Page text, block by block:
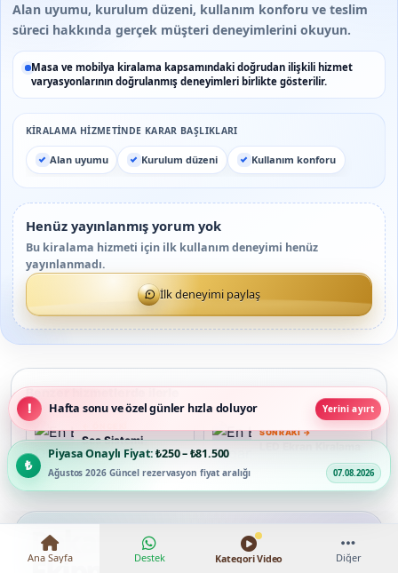
Alan uyumu, kurulum düzeni, kullanım konforu ve teslim
süreci hakkında gerçek müşteri deneyimlerini okuyun.
Masa ve mobilya kiralama kapsamındaki doğrudan ilişkili hizmet
varyasyonlarının doğrulanmış deneyimleri birlikte gösterilir.
KIRALAMA HIZMETINDE KARAR BAŞLIKLARI
Alan uyumu Kurulum düzeni Kullanım konforu
Henüz yayınlanmış yorum yok
Bu kiralama hizmeti için ilk kullanım deneyimi henüz
yayınlanmadı.
İlk deneyimi paylaş
Benzer hizmetlerde ilerle
S
Ses Sistemi
Kiralama
SONRAKI →
Rakamlarla En Baba
Piyasa Onaylı Fiyat:₺250 – ₺81.500
Ağustos 2026 Güncel rezervasyon fiyat aralığı 07.08.2026
Hafta sonu ve özel günler hızla doluyor Yerini ayırt
Ana Sayfa Destek Kategori Video Diğer